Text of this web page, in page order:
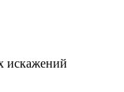
искажений